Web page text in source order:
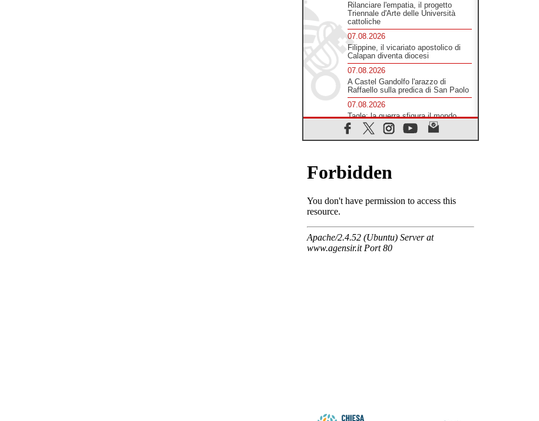
Rilanciare l'empatia, il progetto
Triennale d'Arte delle Università
cattoliche
07.08.2026
Filippine, il vicariato apostolico di
Calapan diventa diocesi
07.08.2026
A Castel Gandolfo l'arazzo di
Raffaello sulla predica di San Paolo
07.08.2026
Tagle: la guerra sfigura il mondo,
solo la rivelazione di Dio lo
trasfigura
intensi tra Chiesa, popolo e
istituzioni
SIGNIS 2026, dare voce alle
07.08.2026
Honduras, gli sfollati invisibili di una
crisi dimenticata